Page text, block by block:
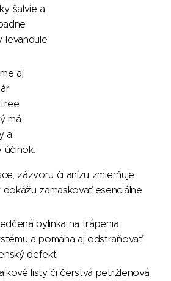
šalvie a
levandule
aj
má
a
zázvoru či anízu zmierňuje
zamaskovať esenciálne
bylinka na trápenia
a pomáha aj odstraňovať
defekt.
listy či čerstvá petržlenová